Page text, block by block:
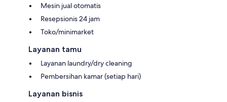
Mesin jual otomatis
Resepsionis 24 jam
Toko/minimarket
Layanan tamu
Layanan laundry/dry cleaning
Pembersihan kamar (setiap hari)
Layanan bisnis